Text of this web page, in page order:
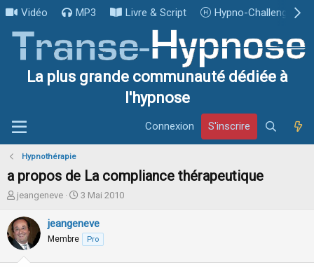
Vidéo MP3 Livre & Script Hypno-Challenge
La plus grande communauté dédiée à
l'hypnose
Connexion S'inscrire
Hypnothérapie
a propos de La compliance thérapeutique
I
i
t
i
jeangeneve
D
t
e
d
3 Mai 2010
jeangeneve
Membre Pro